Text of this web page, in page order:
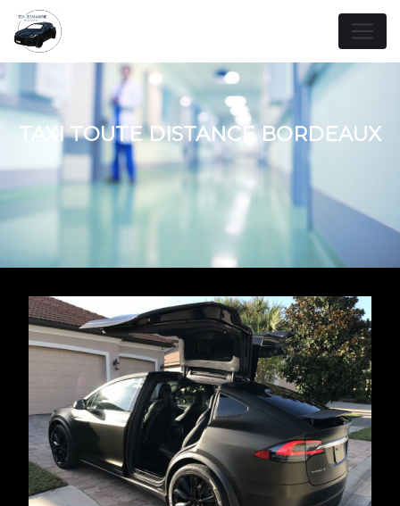
TAXI TOUTE DISTANCE BORDEAUX
Panneau de gestion des cookies